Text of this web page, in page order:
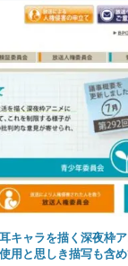
キャラを描く深夜枠
用と思しき描写も含